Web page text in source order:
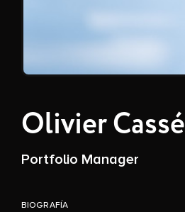
Olivier Cassé
Portfolio Manager
BIOGRAFÍA